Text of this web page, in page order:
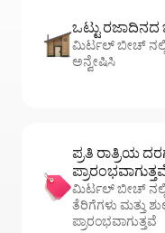
ಒಟ್ಟು
ಮಿರ್ಟಲ್ ಬೀಚ್ ನಲ್ಲಿ
ಅನ್ವೇಷಿಸಿ
ಪ್ರತಿ ರಾತ್ರಿಯ
ಮಿರ್ಟಲ್ ಬೀಚ್
ತೆರಿಗೆಗಳು ಮತ್ತು
ಪ್ರಾರಂಭವಾಗುತ್ತವೆ